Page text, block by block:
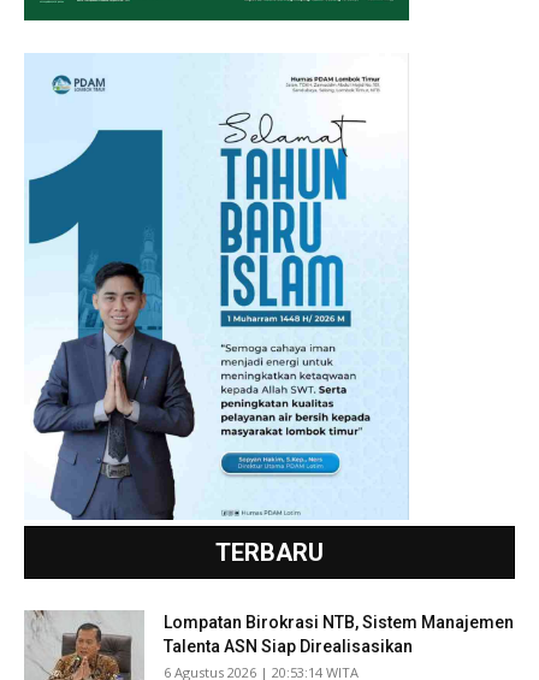
TERBARU
Lompatan Birokrasi NTB, Sistem Manajemen
Talenta ASN Siap Direalisasikan
​6 Agustus 2026 | 20:53:14 WITA